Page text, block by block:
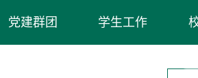
党建群团 学生工作